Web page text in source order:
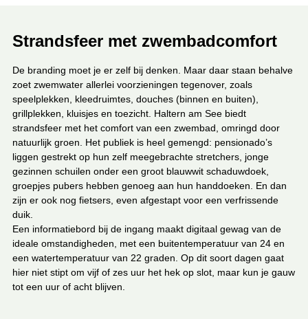
Strandsfeer met zwembadcomfort
De branding moet je er zelf bij denken. Maar daar staan behalve
zoet zwemwater allerlei voorzieningen tegenover, zoals
speelplekken, kleedruimtes, douches (binnen en buiten),
grillplekken, kluisjes en toezicht. Haltern am See biedt
strandsfeer met het comfort van een zwembad, omringd door
natuurlijk groen. Het publiek is heel gemengd: pensionado’s
liggen gestrekt op hun zelf meegebrachte stretchers, jonge
gezinnen schuilen onder een groot blauwwit schaduwdoek,
groepjes pubers hebben genoeg aan hun handdoeken. En dan
zijn er ook nog fietsers, even afgestapt voor een verfrissende
duik.
Een informatiebord bij de ingang maakt digitaal gewag van de
ideale omstandigheden, met een buitentemperatuur van 24 en
een watertemperatuur van 22 graden. Op dit soort dagen gaat
hier niet stipt om vijf of zes uur het hek op slot, maar kun je gauw
tot een uur of acht blijven.